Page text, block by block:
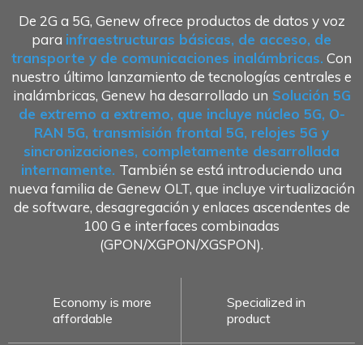
De 2G a 5G, Genew ofrece productos de datos y voz
para infraestructuras básicas, de acceso, de
transporte y de comunicaciones inalámbricas. Con
nuestro último lanzamiento de tecnologías centrales e
inalámbricas, Genew ha desarrollado un Solución 5G
de extremo a extremo, que incluye núcleo 5G, O-
RAN 5G, transmisión frontal 5G, relojes 5G y
sincronizaciones, completamente desarrollada
internamente. También se está introduciendo una
nueva familia de Genew OLT, que incluye virtualización
de software, desagregación y enlaces ascendentes de
100 G e interfaces combinadas
(GPON/XGPON/XGSPON).
Economy is more
affordable
Specialized in
product